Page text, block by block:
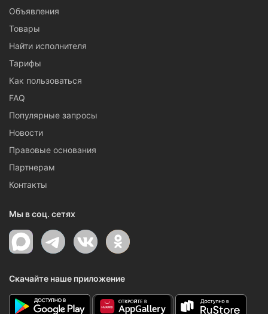
Объявления
Товары
Найти исполнителя
Тарифы
Как пользоваться
FAQ
Популярные запросы
Новости
Правовые основания
Партнерам
Контакты
Мы в соц. сетях
Скачайте наше приложение